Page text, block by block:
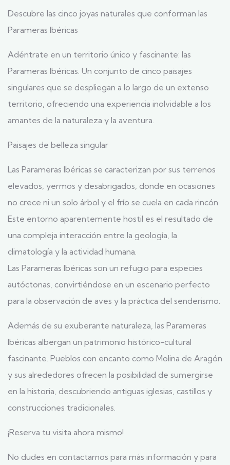
Descubre las cinco joyas naturales que conforman las
Parameras Ibéricas
Adéntrate en un territorio único y fascinante: las
Parameras Ibéricas. Un conjunto de cinco paisajes
singulares que se despliegan a lo largo de un extenso
territorio, ofreciendo una experiencia inolvidable a los
amantes de la naturaleza y la aventura.
Paisajes de belleza singular
Las Parameras Ibéricas se caracterizan por sus terrenos
elevados, yermos y desabrigados, donde en ocasiones
no crece ni un solo árbol y el frío se cuela en cada rincón.
Este entorno aparentemente hostil es el resultado de
una compleja interacción entre la geología, la
climatología y la actividad humana.
Las Parameras Ibéricas son un refugio para especies
autóctonas, convirtiéndose en un escenario perfecto
para la observación de aves y la práctica del senderismo.
Además de su exuberante naturaleza, las Parameras
Ibéricas albergan un patrimonio histórico-cultural
fascinante. Pueblos con encanto como Molina de Aragón
y sus alrededores ofrecen la posibilidad de sumergirse
en la historia, descubriendo antiguas iglesias, castillos y
construcciones tradicionales.
¡Reserva tu visita ahora mismo!
No dudes en contactarnos para más información y para